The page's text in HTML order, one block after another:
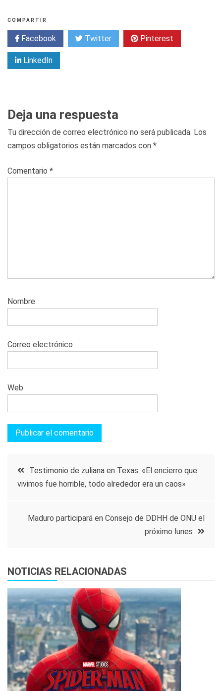
COMPARTIR
Facebook Twitter Pinterest
LinkedIn
Deja una respuesta
Tu dirección de correo electrónico no será publicada. Los
campos obligatorios están marcados con *
Comentario *
Nombre
Correo electrónico
Web
Navegación
entradas
Testimonio de zuliana en Texas: «El encierro que
vivimos fue horrible, todo alrededor era un caos»
Maduro participará en Consejo de DDHH de ONU el
próximo lunes
NOTICIAS RELACIONADAS